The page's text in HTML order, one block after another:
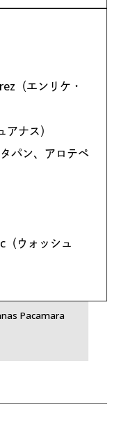
（エンリケ・
ナス）
パン、アロテペ
（ウォッシュ
Pacamara